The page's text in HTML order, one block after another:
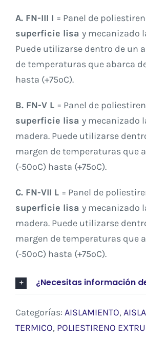
A. FN-III I = Panel de
superficie lisa y mecanizado
Puede utilizarse dentro de un
de temperaturas que abarca
hasta (+75ºC).
B. FN-V L = Panel de
superficie lisa y mecanizado
madera. Puede utilizarse
margen de temperaturas que
(-50ºC) hasta (+75ºC).
C. FN-VII L = Panel de
superficie lisa y mecanizado
madera. Puede utilizarse
margen de temperaturas que
(-50ºC) hasta (+75ºC).
¿Necesitas información
Categorías: AISLAMIENTO,
TERMICO, POLIESTIRENO